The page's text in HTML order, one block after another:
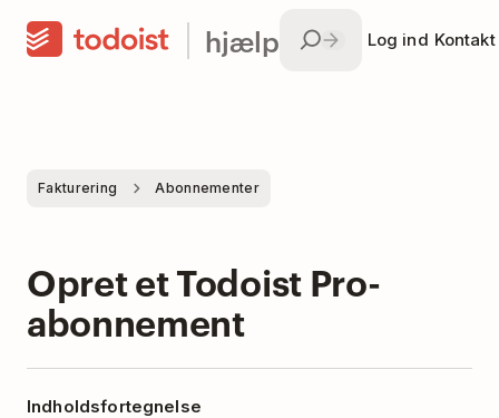
hjælp Log ind
Fakturering Abonnementer
Opret et Todoist Pro-
abonnement
Indholdsfortegnelse